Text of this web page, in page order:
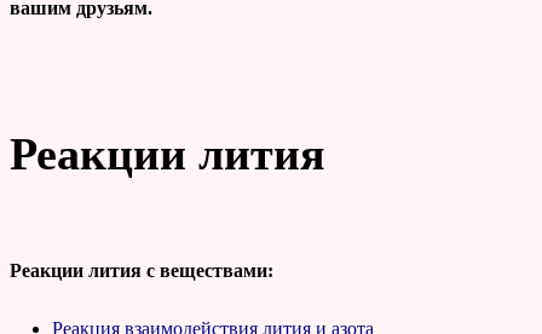
вашим друзьям.
Реакции лития
Реакции лития с веществами:
Реакция взаимодействия лития и азота